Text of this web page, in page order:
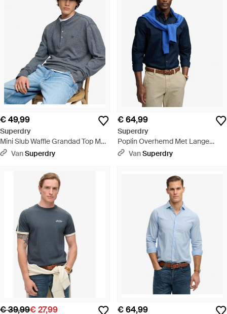
€ 49,99
Superdry
Mini Slub Waffle Grandad Top Met
Lange Mouwen - Blauw
VanSuperdry
€ 64,99
Superdry
Poplin Overhemd Met Lange
Mouwen En Cut Away Kraag -
VanSuperdry
€ 39,99€ 27,99 € 64,99